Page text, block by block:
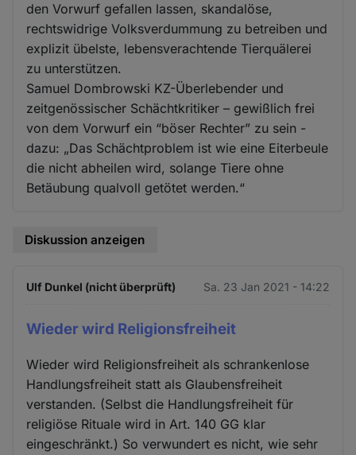
den Vorwurf gefallen lassen, skandalöse,
rechtswidrige Volksverdummung zu betreiben und
explizit übelste, lebensverachtende Tierquälerei
zu unterstützen.
Samuel Dombrowski KZ-Überlebender und
zeitgenössischer Schächtkritiker – gewißlich frei
von dem Vorwurf ein “böser Rechter” zu sein -
dazu: „Das Schächtproblem ist wie eine Eiterbeule
die nicht abheilen wird, solange Tiere ohne
Betäubung qualvoll getötet werden.“
Diskussion anzeigen
Ulf Dunkel (nicht überprüft) Sa. 23 Jan 2021 - 14:22
Wieder wird Religionsfreiheit
Wieder wird Religionsfreiheit als schrankenlose
Handlungsfreiheit statt als Glaubensfreiheit
verstanden. (Selbst die Handlungsfreiheit für
religiöse Rituale wird in Art. 140 GG klar
eingeschränkt.) So verwundert es nicht, wie sehr